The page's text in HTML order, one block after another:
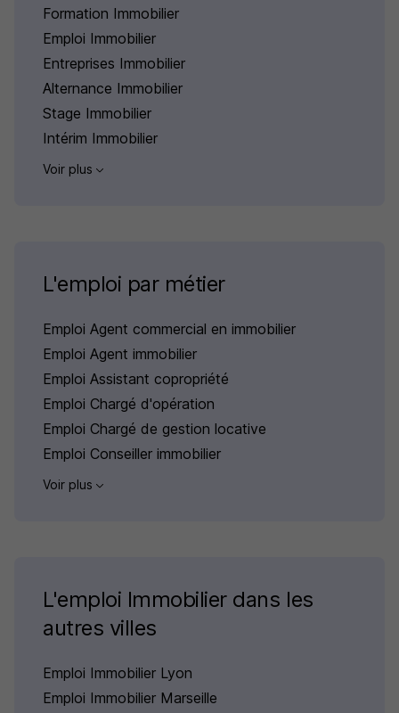
Formation Immobilier
Emploi Immobilier
Entreprises Immobilier
Alternance Immobilier
Stage Immobilier
Intérim Immobilier
Voir plus
L'emploi par métier
Emploi Agent commercial en immobilier
Emploi Agent immobilier
Emploi Assistant copropriété
Emploi Chargé d'opération
Emploi Chargé de gestion locative
Emploi Conseiller immobilier
Voir plus
L'emploi Immobilier dans les
autres villes
Emploi Immobilier Lyon
Emploi Immobilier Marseille